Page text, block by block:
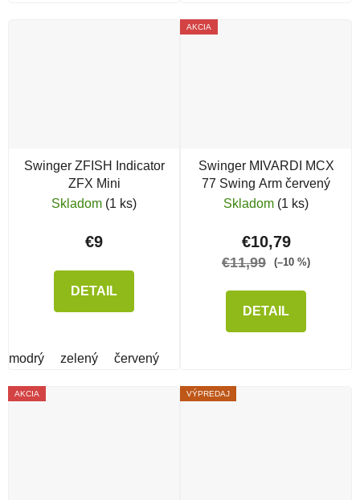
Swinger ZFISH Indicator
ZFX Mini
Skladom (1 ks)
€9
DETAIL
modrý zelený červený
AKCIA
Swinger MIVARDI MCX
77 Swing Arm červený
Skladom (1 ks)
€10,79
€11,99 (–10 %)
DETAIL
AKCIA VÝPREDAJ